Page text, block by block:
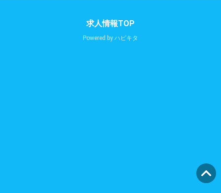
求人情報TOP
Powered by ハピキタ